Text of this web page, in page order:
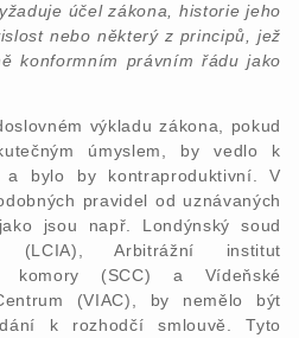
účel zákona, historie jeho
nebo některý z principů, jež
konformním právním řádu jako
výkladu zákona, pokud
úmyslem, by vedlo k
a bylo by kontraproduktivní. V
pravidel od uznávaných
jsou např. Londýnský soud
(LCIA), Arbitrážní institut
komory (SCC) a Vídeňské
(VIAC), by nemělo být
k rozhodčí smlouvě. Tyto